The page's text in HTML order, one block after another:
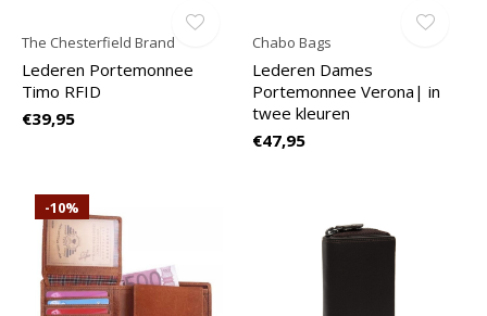
The Chesterfield Brand
Lederen Portemonnee
Timo RFID
€39,95
Chabo Bags
Lederen Dames
Portemonnee Verona| in
twee kleuren
€47,95
-10%